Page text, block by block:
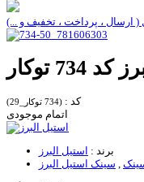
ارسال ، پرداخت ، تخفیف و ...)
توکار
کد : (734 توکار_29)
اتمام موجودی
برند : استیل البرز
سینک استیل البرز